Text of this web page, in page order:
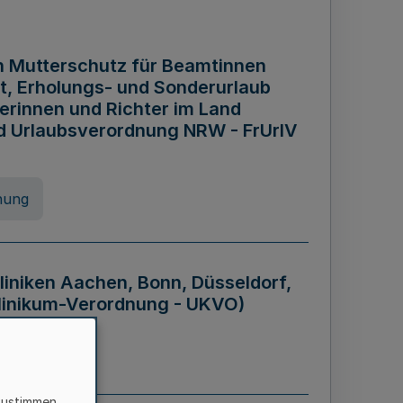
Mutterschutz für Beamtinnen
Erholungs- und Sonderurlaub
und Richter im Land
NRW - FrUrlV
Aachen, Bonn, Düsseldorf,
Verordnung - UKVO)